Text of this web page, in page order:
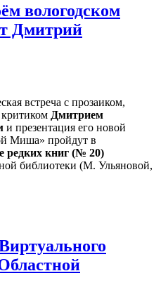
вологодском
Дмитрий
встреча с прозаиком,
Дмитрием
и презентация его новой
Миша» пройдут в
редких книг (№ 20)
библиотеки (М. Ульяновой,